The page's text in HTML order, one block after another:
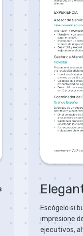
Escógelo si
impresione
ejecutivos,